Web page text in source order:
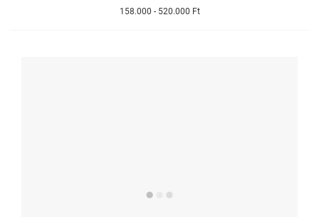
158.000 - 520.000 Ft